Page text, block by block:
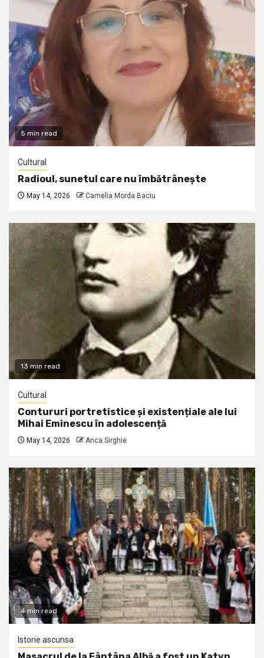
5 min read
Cultural
Radioul, sunetul care nu îmbătrânește
May 14, 2026 Camelia Morda Baciu
13 min read
Cultural
Contururi portretistice și existențiale ale lui
Mihai Eminescu în adolescență
May 14, 2026 Anca Sirghie
4 min read
Istorie ascunsa